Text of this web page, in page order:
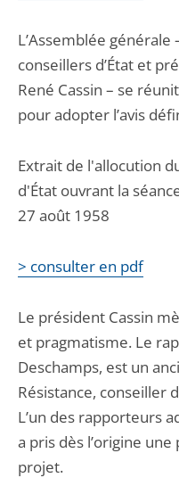
L’Assemblée
conseillers d’État et
René Cassin – se
pour adopter l’avis
Extrait de l'allocution
d'État ouvrant la
27 août 1958
> consulter en pdf
Le président Cassin
et pragmatisme. Le
Deschamps, est un
Résistance, conseiller
L’un des rapporteurs
a pris dès l’origine
projet.